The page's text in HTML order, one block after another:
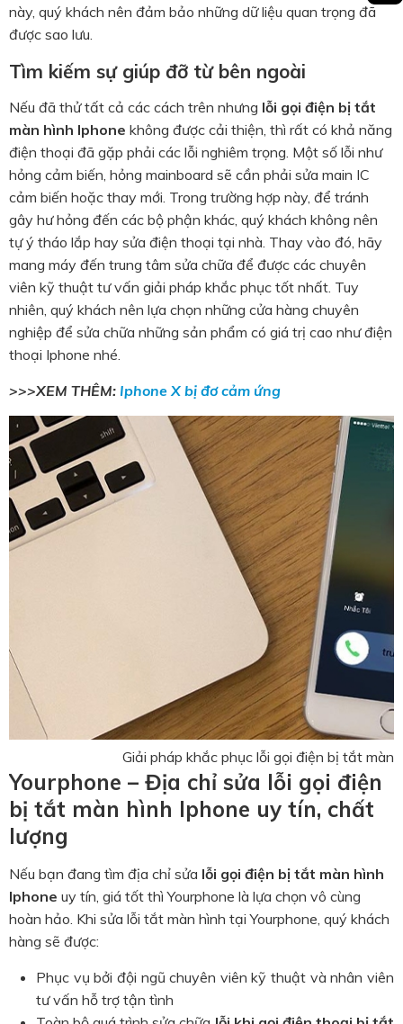
này, quý khách nên đảm bảo những dữ liệu quan trọng đã
được sao lưu.
Tìm kiếm sự giúp đỡ từ bên ngoài
Nếu đã thử tất cả các cách trên nhưng lỗi gọi điện bị tắt
màn hình Iphone không được cải thiện, thì rất có khả năng
điện thoại đã gặp phải các lỗi nghiêm trọng. Một số lỗi như
hỏng cảm biến, hỏng mainboard sẽ cần phải sửa main IC
cảm biến hoặc thay mới. Trong trường hợp này, để tránh
gây hư hỏng đến các bộ phận khác, quý khách không nên
tự ý tháo lắp hay sửa điện thoại tại nhà. Thay vào đó, hãy
mang máy đến trung tâm sửa chữa để được các chuyên
viên kỹ thuật tư vấn giải pháp khắc phục tốt nhất. Tuy
nhiên, quý khách nên lựa chọn những cửa hàng chuyên
nghiệp để sửa chữa những sản phẩm có giá trị cao như điện
thoại Iphone nhé.
>>>XEM THÊM: Iphone X bị đơ cảm ứng
Giải pháp khắc phục lỗi gọi điện bị tắt màn
Yourphone – Địa chỉ sửa lỗi gọi điện
bị tắt màn hình Iphone uy tín, chất
lượng
Nếu bạn đang tìm địa chỉ sửa lỗi gọi điện bị tắt màn hình
Iphone uy tín, giá tốt thì Yourphone là lựa chọn vô cùng
hoàn hảo. Khi sửa lỗi tắt màn hình tại Yourphone, quý khách
hàng sẽ được:
Phục vụ bởi đội ngũ chuyên viên kỹ thuật và nhân viên
tư vấn hỗ trợ tận tình